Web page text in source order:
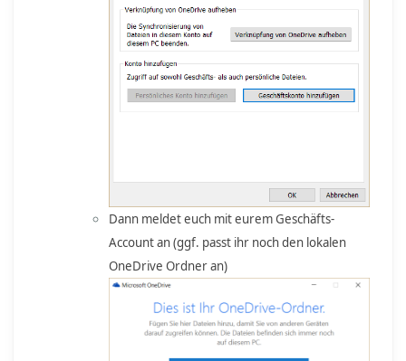
Dann meldet euch mit eurem Geschäfts-
Account an (ggf. passt ihr noch den lokalen
OneDrive Ordner an)